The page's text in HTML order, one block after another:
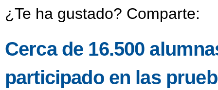
¿Te ha gustado? Comparte:
Cerca de 16.500
participado en las